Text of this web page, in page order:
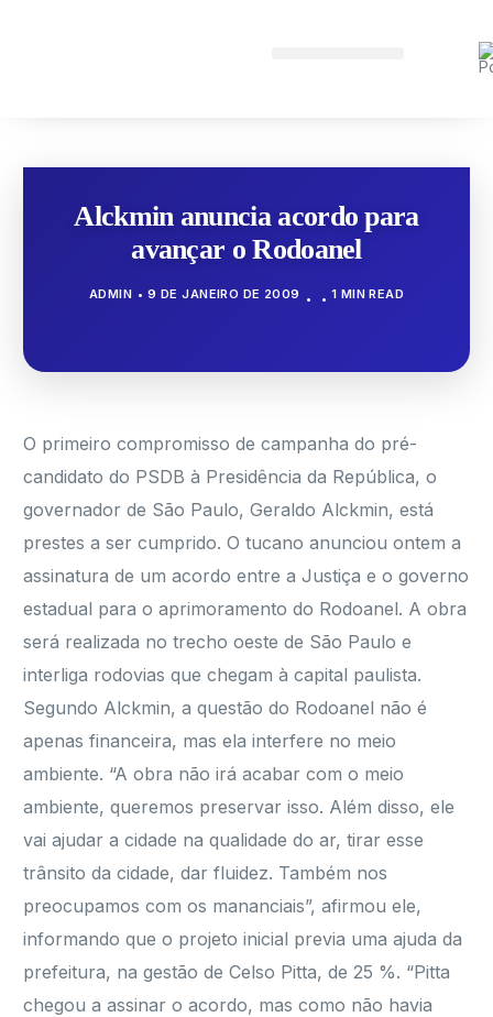
Alckmin anuncia acordo para
avançar o Rodoanel
ADMIN 9 DE JANEIRO DE 2009 1 MIN READ
O primeiro compromisso de campanha do pré-
candidato do PSDB à Presidência da República, o
governador de São Paulo, Geraldo Alckmin, está
prestes a ser cumprido. O tucano anunciou ontem a
assinatura de um acordo entre a Justiça e o governo
estadual para o aprimoramento do Rodoanel. A obra
será realizada no trecho oeste de São Paulo e
interliga rodovias que chegam à capital paulista.
Segundo Alckmin, a questão do Rodoanel não é
apenas financeira, mas ela interfere no meio
ambiente. “A obra não irá acabar com o meio
ambiente, queremos preservar isso. Além disso, ele
vai ajudar a cidade na qualidade do ar, tirar esse
trânsito da cidade, dar fluidez. Também nos
preocupamos com os mananciais”, afirmou ele,
informando que o projeto inicial previa uma ajuda da
prefeitura, na gestão de Celso Pitta, de 25 %. “Pitta
chegou a assinar o acordo, mas como não havia